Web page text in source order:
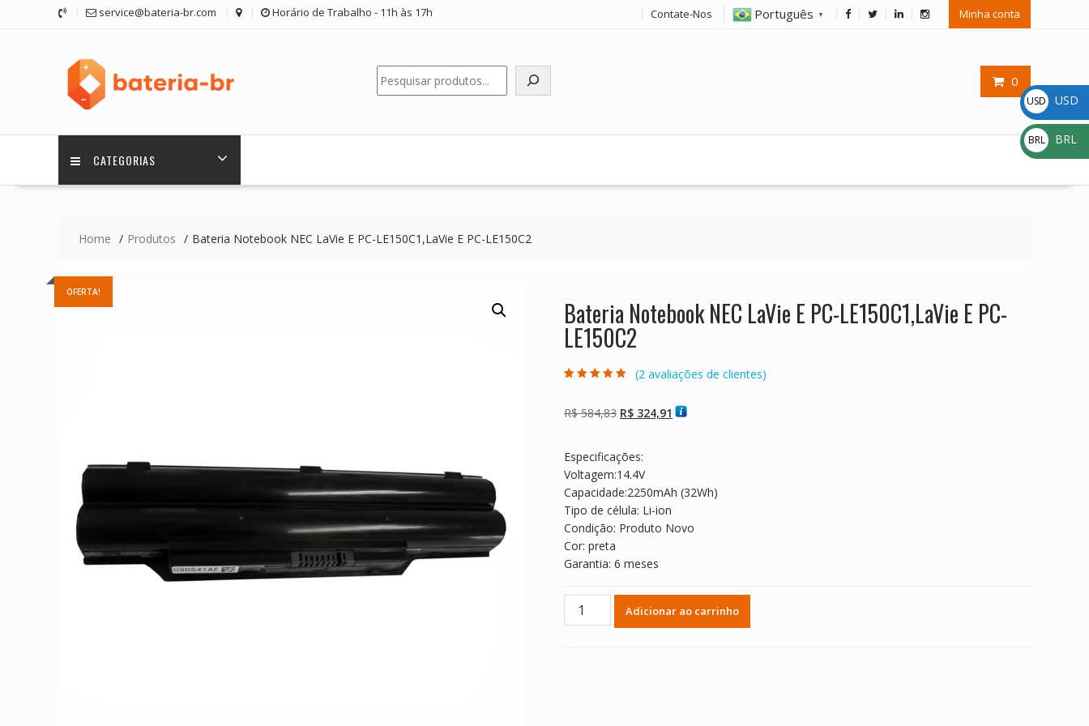
service@bateria-br.com Horário de Trabalho - 11h às 17h Contate-Nos Português ▼ Minha conta
0
Pesquisar
CATEGORIAS
Home Produtos Bateria Notebook NEC LaVie E PC-LE150C1,LaVie E PC-LE150C2
OFERTA!
Bateria Notebook NEC LaVie E PC-LE150C1,LaVie E PC-
LE150C2
baseado em
avaliações de
(2 avaliações de clientes)
R$584,83 O
era:
R$ 584,83.
R$ 324,91 O
Especificações:
Voltagem:14.4V
Capacidade:2250mAh (32Wh)
Tipo de célula: Li-ion
Condição: Produto Novo
Cor: preta
Garantia: 6 meses
Bateria
Notebook
Adicionar ao carrinho
USD
$
USD
BRL
R$
BRL